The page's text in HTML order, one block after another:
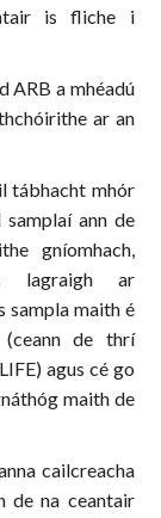
is fliche i
ARB a mhéadú
ar an
tábhacht mhór
ann de
gníomhach,
lagraigh ar
sampla maith é
de thrí
agus cé go
maith de
cailcreacha
de na ceantair